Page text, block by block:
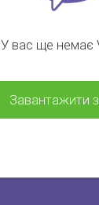
У вас ще немає
Завантажити